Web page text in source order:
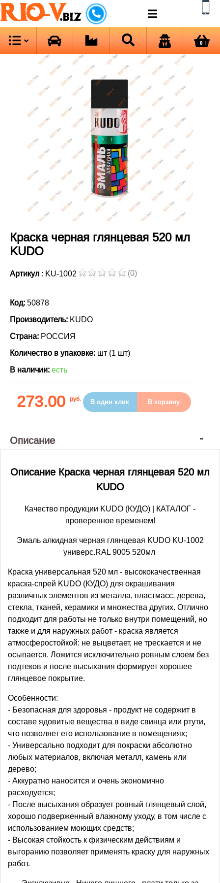
RIO-V.biz
0
Краска черная глянцевая 520 мл
KUDO
Артикул : KU-1002 (0)
Код: 50878
Производитель: KUDO
Страна: РОССИЯ
Количество в упаковке: шт (1 шт)
В наличии: есть
273.00 руб. В один клик В корзину
Описание
Описание Краска черная глянцевая 520 мл
KUDO
Качество продукции KUDO (КУДО) | КАТАЛОГ -
проверенное временем!
Эмаль алкидная черная глянцевая KUDO KU-1002
универс.RAL 9005 520мл
Краска универсальная 520 мл - высококачественная
краска-спрей KUDO (КУДО) для окрашивания
различных элементов из металла, пластмасс, дерева,
стекла, тканей, керамики и множества других. Отлично
подходит для работы не только внутри помещений, но
также и для наружных работ - краска является
атмосферостойкой: не выцветает, не трескается и не
осыпается. Ложится исключительно ровным слоем без
подтеков и после высыхания формирует хорошее
глянцевое покрытие.
Особенности:
- Безопасная для здоровья - продукт не содержит в
составе ядовитые вещества в виде свинца или ртути,
что позволяет его использование в помещениях;
- Универсально подходит для покраски абсолютно
любых материалов, включая металл, камень или
дерево;
- Аккуратно наносится и очень экономично
расходуется;
- После высыхания образует ровный глянцевый слой,
хорошо подверженный влажному уходу, в том числе с
использованием моющих средств;
- Высокая стойкость к физическим действиям и
выгоранию позволяет применять краску для наружных
работ.